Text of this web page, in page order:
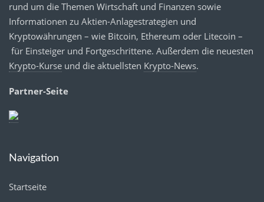
rund um die Themen Wirtschaft und Finanzen sowie
Informationen zu Aktien-Anlagestrategien und
Kryptowährungen – wie Bitcoin, Ethereum oder Litecoin –
für Einsteiger und Fortgeschrittene. Außerdem die neuesten
Krypto-Kurse und die aktuellsten Krypto-News.
Partner-Seite
Navigation
Startseite